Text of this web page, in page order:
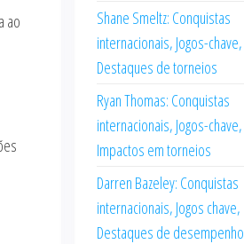
ao
Shane Smeltz: Conquistas
internacionais, Jogos-chave,
Destaques de torneios
Ryan Thomas: Conquistas
internacionais, Jogos-chave,
Impactos em torneios
Darren Bazeley: Conquistas
internacionais, Jogos chave,
Destaques de desempenho